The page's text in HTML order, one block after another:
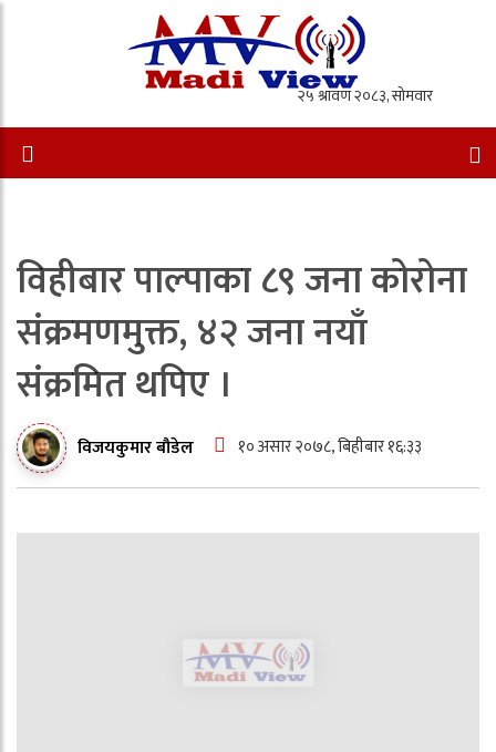
विहीबार पाल्पाका ८९ जना कोरोना
संक्रमणमुक्त, ४२ जना नयाँ
संक्रमित थपिए ।
विजयकुमार बौडेल १० असार २०७८, बिहीबार १६:३३